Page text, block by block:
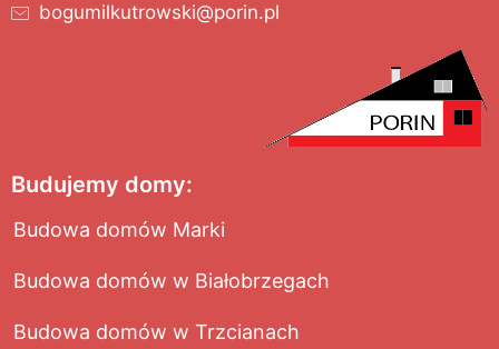
bogumilkutrowski@porin.pl
Budujemy domy:
Budowa domów Marki
Budowa domów w Białobrzegach
Budowa domów w Trzcianach